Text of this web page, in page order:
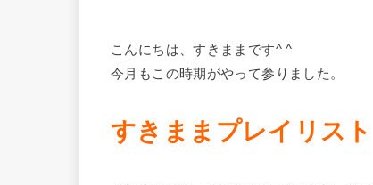
こんにちは、すきままです^ ^
今月もこの時期がやって参りました。
すきままプレイリスト